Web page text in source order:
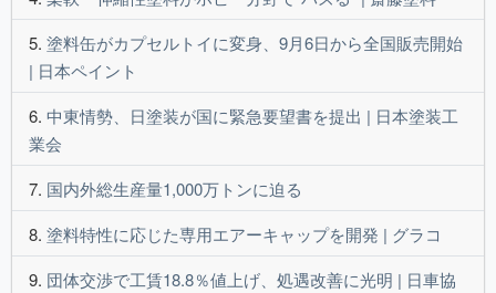
塗料缶がカプセルトイに変身、9月6日から全国販売開始
| 日本ペイント
中東情勢、日塗装が国に緊急要望書を提出 | 日本塗装工
業会
国内外総生産量1,000万トンに迫る
塗料特性に応じた専用エアーキャップを開発 | グラコ
団体交渉で工賃18.8％値上げ、処遇改善に光明 | 日車協